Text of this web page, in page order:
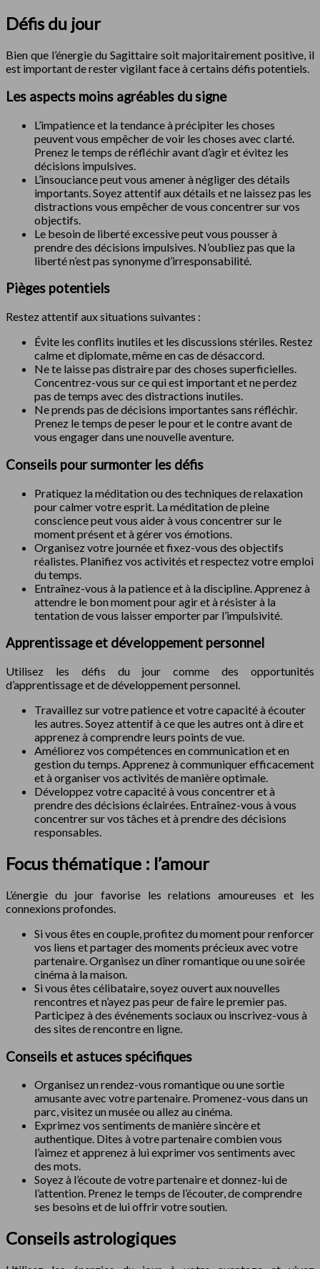
Défis du jour
Bien que l’énergie du Sagittaire soit majoritairement positive, il
est important de rester vigilant face à certains défis potentiels.
Les aspects moins agréables du signe
L’impatience et la tendance à précipiter les choses
peuvent vous empêcher de voir les choses avec clarté.
Prenez le temps de réfléchir avant d’agir et évitez les
décisions impulsives.
L’insouciance peut vous amener à négliger des détails
importants. Soyez attentif aux détails et ne laissez pas les
distractions vous empêcher de vous concentrer sur vos
objectifs.
Le besoin de liberté excessive peut vous pousser à
prendre des décisions impulsives. N’oubliez pas que la
liberté n’est pas synonyme d’irresponsabilité.
Pièges potentiels
Restez attentif aux situations suivantes :
Évite les conflits inutiles et les discussions stériles. Restez
calme et diplomate, même en cas de désaccord.
Ne te laisse pas distraire par des choses superficielles.
Concentrez-vous sur ce qui est important et ne perdez
pas de temps avec des distractions inutiles.
Ne prends pas de décisions importantes sans réfléchir.
Prenez le temps de peser le pour et le contre avant de
vous engager dans une nouvelle aventure.
Conseils pour surmonter les défis
Pratiquez la méditation ou des techniques de relaxation
pour calmer votre esprit. La méditation de pleine
conscience peut vous aider à vous concentrer sur le
moment présent et à gérer vos émotions.
Organisez votre journée et fixez-vous des objectifs
réalistes. Planifiez vos activités et respectez votre emploi
du temps.
Entraînez-vous à la patience et à la discipline. Apprenez à
attendre le bon moment pour agir et à résister à la
tentation de vous laisser emporter par l’impulsivité.
Apprentissage et développement personnel
Utilisez les défis du jour comme des opportunités
d’apprentissage et de développement personnel.
Travaillez sur votre patience et votre capacité à écouter
les autres. Soyez attentif à ce que les autres ont à dire et
apprenez à comprendre leurs points de vue.
Améliorez vos compétences en communication et en
gestion du temps. Apprenez à communiquer efficacement
et à organiser vos activités de manière optimale.
Développez votre capacité à vous concentrer et à
prendre des décisions éclairées. Entraînez-vous à vous
concentrer sur vos tâches et à prendre des décisions
responsables.
Focus thématique : l’amour
L’énergie du jour favorise les relations amoureuses et les
connexions profondes.
Si vous êtes en couple, profitez du moment pour renforcer
vos liens et partager des moments précieux avec votre
partenaire. Organisez un dîner romantique ou une soirée
cinéma à la maison.
Si vous êtes célibataire, soyez ouvert aux nouvelles
rencontres et n’ayez pas peur de faire le premier pas.
Participez à des événements sociaux ou inscrivez-vous à
des sites de rencontre en ligne.
Conseils et astuces spécifiques
Organisez un rendez-vous romantique ou une sortie
amusante avec votre partenaire. Promenez-vous dans un
parc, visitez un musée ou allez au cinéma.
Exprimez vos sentiments de manière sincère et
authentique. Dites à votre partenaire combien vous
l’aimez et apprenez à lui exprimer vos sentiments avec
des mots.
Soyez à l’écoute de votre partenaire et donnez-lui de
l’attention. Prenez le temps de l’écouter, de comprendre
ses besoins et de lui offrir votre soutien.
Conseils astrologiques